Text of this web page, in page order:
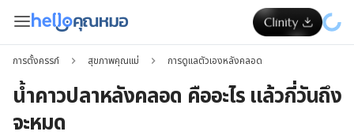
การตั้งครรภ์ สุขภาพคุณแม่ การดูแลตัวเองหลังคลอด
น้ำคาวปลาหลังคลอด คืออะไร แล้วกี่วันถึง
จะหมด